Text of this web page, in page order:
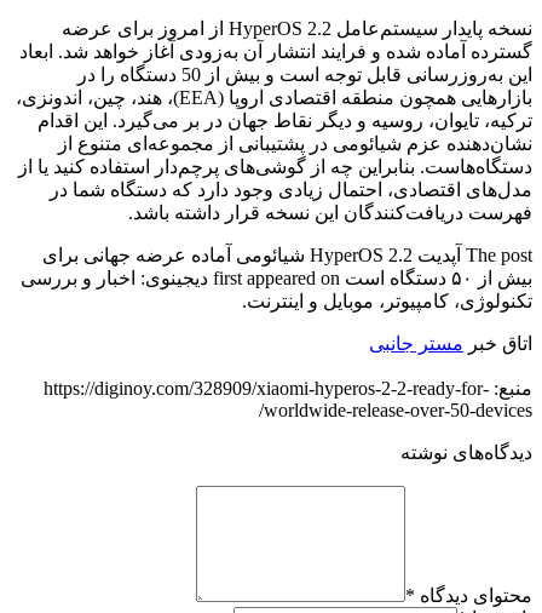
نسخه پایدار سیستم‌عامل HyperOS 2.2 از امروز برای عرضه
گسترده آماده شده و فرایند انتشار آن به‌زودی آغاز خواهد شد. ابعاد
این به‌روزرسانی قابل توجه است و بیش از 50 دستگاه را در
بازارهایی همچون منطقه اقتصادی اروپا (EEA)، هند، چین، اندونزی،
ترکیه، تایوان، روسیه و دیگر نقاط جهان در بر می‌گیرد. این اقدام
نشان‌دهنده عزم شیائومی در پشتیبانی از مجموعه‌ای متنوع از
دستگاه‌هاست. بنابراین چه از گوشی‌های پرچم‌دار استفاده کنید یا از
مدل‌های اقتصادی، احتمال زیادی وجود دارد که دستگاه شما در
فهرست دریافت‌کنندگان این نسخه قرار داشته باشد.
The post آپدیت HyperOS 2.2 شیائومی آماده عرضه جهانی برای
بیش از ۵۰ دستگاه است first appeared on دیجینوی: اخبار و بررسی
تكنولوژی، کامپیوتر، موبایل و اینترنت.
اتاق خبر مستر جانبی
منبع: https://diginoy.com/328909/xiaomi-hyperos-2-2-ready-for-
worldwide-release-over-50-devices/
دیدگاه‌های نوشته
محتوای دیدگاه *